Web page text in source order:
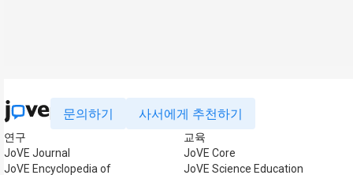
문의하기 사서에게 추천하기
연구
JoVE Journal
JoVE Encyclopedia of
교육
JoVE Core
JoVE Science Education